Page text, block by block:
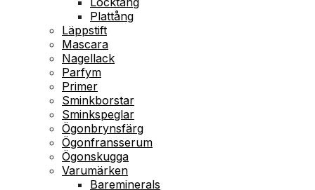
Plattång
Läppstift
Mascara
Nagellack
Parfym
Primer
Sminkborstar
Sminkspeglar
Ögonbrynsfärg
Ögonfransserum
Ögonskugga
Varumärken
Bareminerals